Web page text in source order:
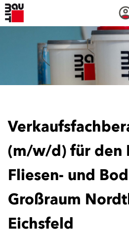
(m/w/d) für den
Fliesen- und
Großraum
Eichsfeld